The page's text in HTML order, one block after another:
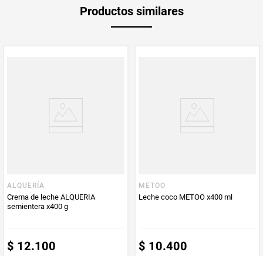
Productos similares
ALQUERÍA
Crema de leche ALQUERIA
semientera x400 g
$ 12.100
METOO
Leche coco METOO x400 ml
$ 10.400